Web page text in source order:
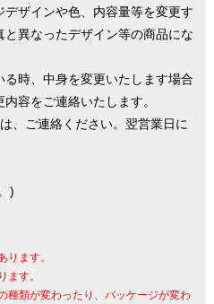
デザインや色、内容量等を変更す
異なったデザイン等の商品にな
時、中身を変更いたします場合
容をご連絡いたします。
、ご連絡ください。翌営業日に
)
ります。
ます。
種類が変わったり、パッケージが変わ